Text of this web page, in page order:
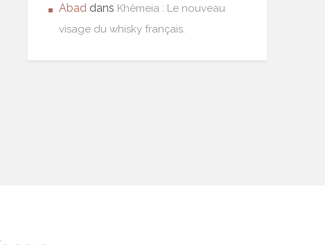
Abad dans Khêmeia : Le nouveau
visage du whisky français.